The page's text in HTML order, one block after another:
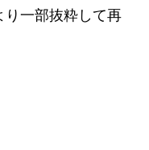
り一部抜粋して再